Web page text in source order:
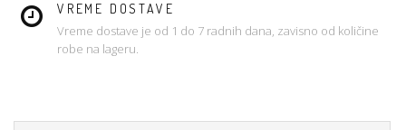
VREME DOSTAVE
Vreme dostave je od 1 do 7 radnih dana, zavisno od količine
robe na lageru.